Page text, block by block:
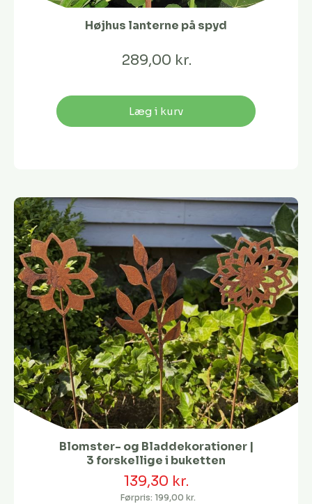
Højhus lanterne på spyd
289,00 kr.
Læg i kurv
Blomster- og Bladdekorationer |
3 forskellige i buketten
139,30 kr.
Førpris: 199,00 kr.